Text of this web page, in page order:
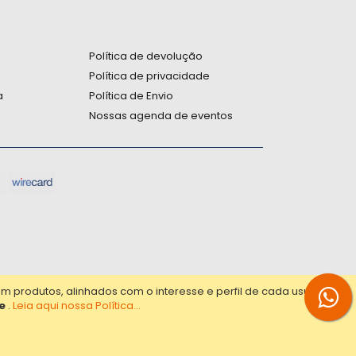
produtos, alinhados com o interesse e perfil de cada usuário.
. Leia aqui nossa Política...
Política de devolução
Política de privacidade
Política de Envio
Nossas agenda de eventos